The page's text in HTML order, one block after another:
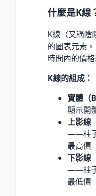
什麼是K線
K線（又稱陰
的圖表元素
時間內的價格
K線的組成：
實體（
顯示開
上影線
——柱子
最高價
下影線
——柱子
最低價